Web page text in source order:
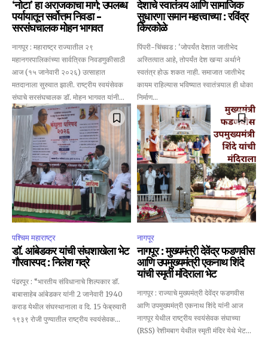
‘नोटा’ हा अराजकाचा मार्ग; उपलब्ध
पर्यायातून सर्वोत्तम निवडा –
सरसंघचालक मोहन भागवत
नागपूर : महाराष्ट्र राज्यातील २९
महानगरपालिकांच्या सार्वत्रिक निवडणुकीसाठी
आज (१५ जानेवारी २०२६) उत्साहात
मतदानाला सुरुवात झाली. राष्ट्रीय स्वयंसेवक
संघाचे सरसंघचालक डॉ. मोहन भागवत यांनी...
देशाचे स्वातंत्र्य आणि सामाजिक
सुधारणा समान महत्त्वाच्या : रविंद्र
किरकोळे
पिंपरी-चिंचवड : 'जोपर्यंत देशात जातीभेद
अस्तित्वात आहे, तोपर्यंत देश खऱ्या अर्थाने
स्वतंत्र होऊ शकत नाही. समाजात जातीभेद
कायम राहिल्यास भविष्यात स्वातंत्र्याल ही धोका
निर्माण...
पश्चिम महाराष्ट्र
डॉ. आंबेडकर यांची संघशाखेला भेट
गौरवास्पद : निलेश गद्रे
पंढरपूर : “भारतीय संविधानाचे शिल्पकार डॉ.
बाबासाहेब आंबेडकर यांनी 2 जानेवारी 1940
कराड येथील संघस्थानाला व दि. 15 फेब्रुवारी
१९३९ रोजी पुण्यातील राष्ट्रीय स्वयंसेवक...
नागपूर
नागपूर : मुख्यमंत्री देवेंद्र फडणवीस
आणि उपमुख्यमंत्री एकनाथ शिंदे
यांची स्मृती मंदिराला भेट
नागपूर : राज्याचे मुख्यमंत्री देवेंद्र फडणवीस
आणि उपमुख्यमंत्री एकनाथ शिंदे यांनी आज
नागपूर येथील राष्ट्रीय स्वयंसेवक संघाच्या
(RSS) रेशीमबाग येथील स्मृती मंदिर येथे भेट...